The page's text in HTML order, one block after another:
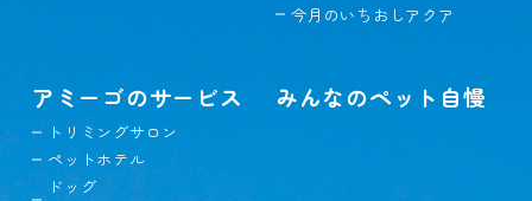
今月のいちおしアクア
アミーゴのサービス
トリミングサロン
ペットホテル
ドッグ
みんなのペット自慢